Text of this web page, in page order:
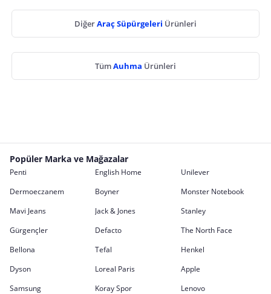
DiğerAraç Süpürgeleri Ürünleri
TümAuhma Ürünleri
Popüler Marka ve Mağazalar
Penti English Home
Unilever
Dermoeczanem
Boyner
Monster Notebook
Mavi Jeans
Jack & Jones
Stanley
Gürgençler
Defacto
The North Face
Bellona
Tefal
Henkel
Dyson
Loreal Paris
Apple
Samsung
Koray Spor
Lenovo